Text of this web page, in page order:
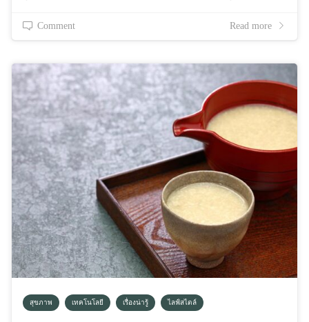
Comment Read more
สุขภาพ เทคโนโลยี เรื่องน่ารู้ ไลฟ์สไตล์